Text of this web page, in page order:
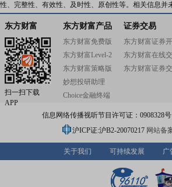
性、完整性、有效性、及时性、原创性等。相关信息
东方财富
扫一扫下载
APP
东方财富产品
东方财富免费版
东方财富Level-2
东方财富策略版
妙想投研助理
Choice金融终端
证券交易
东方财富证券
东方财富在线
东方财富证券
信息网络传播视听节目许可证：0908328
沪ICP证:沪B2-20070217 网站备
关于我们 可持续发展 广